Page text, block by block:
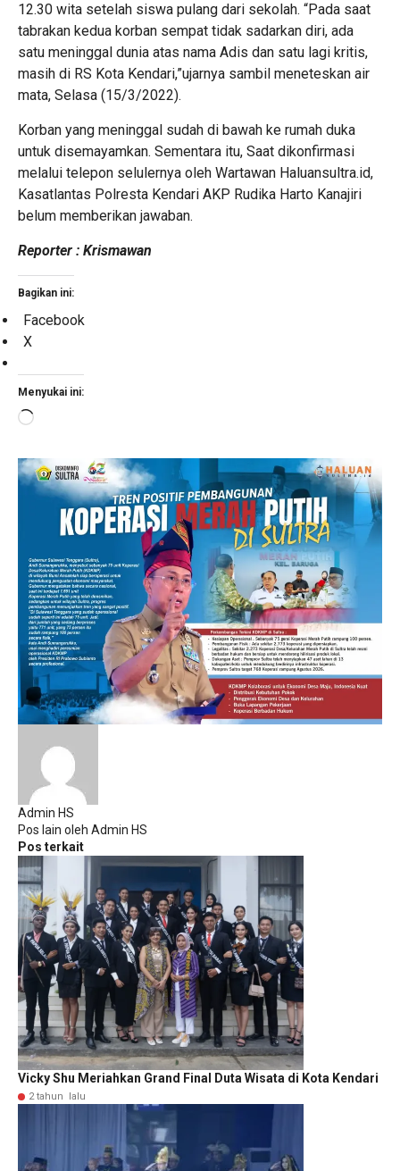
12.30 wita setelah siswa pulang dari sekolah. “Pada saat
tabrakan kedua korban sempat tidak sadarkan diri, ada
satu meninggal dunia atas nama Adis dan satu lagi kritis,
masih di RS Kota Kendari,”ujarnya sambil meneteskan air
mata, Selasa (15/3/2022).
Korban yang meninggal sudah di bawah ke rumah duka
untuk disemayamkan. Sementara itu, Saat dikonfirmasi
melalui telepon selulernya oleh Wartawan Haluansultra.id,
Kasatlantas Polresta Kendari AKP Rudika Harto Kanajiri
belum memberikan jawaban.
Reporter : Krismawan
Bagikan ini:
Facebook
X
Menyukai ini:
Memuat...
Admin HS
Pos lain oleh Admin HS
Pos terkait
Vicky Shu Meriahkan Grand Final Duta Wisata di Kota Kendari
2 tahun lalu